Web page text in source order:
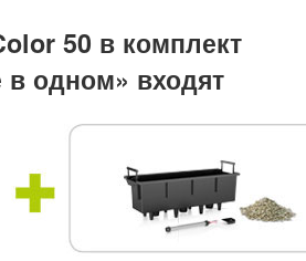
50 в комплект
в одном» входят